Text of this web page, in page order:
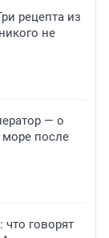
рецепта из
не
— о
после
говорят